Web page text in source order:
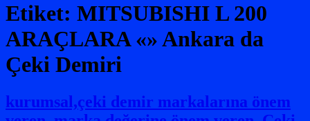
Etiket: MITSUBISHI L 200
ARAÇLARA «» Ankara da
Çeki Demiri
kurumsal,çeki demir markalarına önem